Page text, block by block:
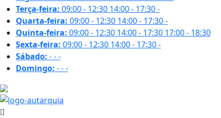
Terça-feira: 09:00 - 12:30 14:00 - 17:30-
Quarta-feira: 09:00 - 12:30 14:00 - 17:30-
Quinta-feira: 09:00 - 12:30 14:00 - 17:30 17:00 - 18:30
Sexta-feira: 09:00 - 12:30 14:00 - 17:30-
Sábado: ---
Domingo: ---